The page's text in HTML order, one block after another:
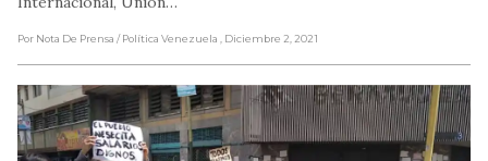
Por Nota De Prensa / Política Venezuela , Diciembre 2, 2021